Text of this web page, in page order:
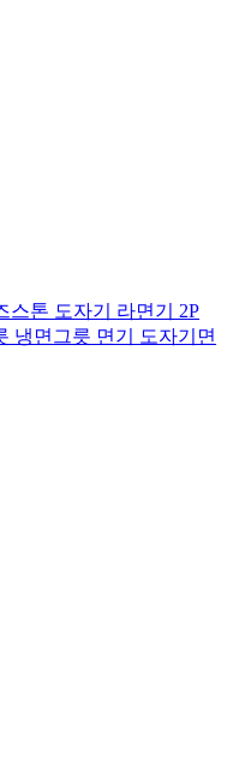
스톤 도자기 라면기 2P
냉면그릇 면기 도자기면